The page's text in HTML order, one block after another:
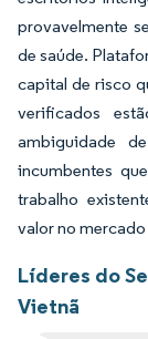
provavelmente
de saúde.
capital de risco
verificados
ambiguidade
incumbentes
trabalho
valor no
Líderes do
Vietnã